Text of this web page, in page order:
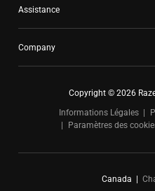
Assistance
Company
Copyright © 2026
Informations Légales
Paramètres des
Canada